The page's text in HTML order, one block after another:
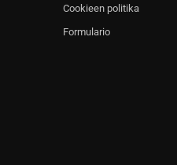
Cookieen politika
Formulario